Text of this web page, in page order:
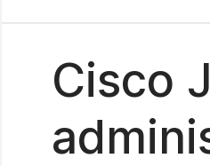
Cisco